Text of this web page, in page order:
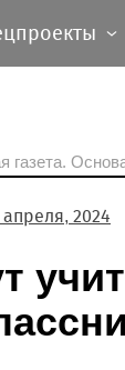
газета.
2024